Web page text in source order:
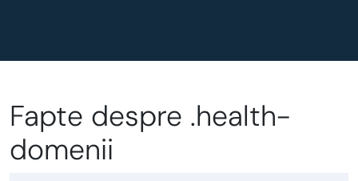
Fapte despre .health-
domenii